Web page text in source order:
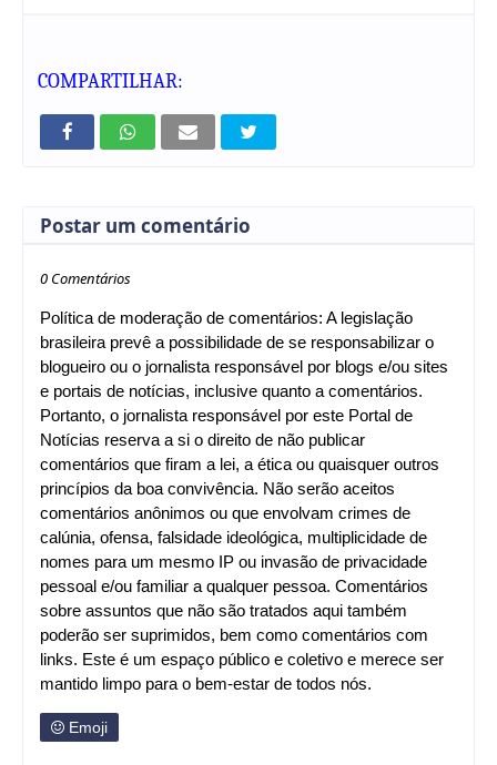
COMPARTILHAR:
Postar um comentário
0 Comentários
Política de moderação de comentários: A legislação
brasileira prevê a possibilidade de se responsabilizar o
blogueiro ou o jornalista responsável por blogs e/ou sites
e portais de notícias, inclusive quanto a comentários.
Portanto, o jornalista responsável por este Portal de
Notícias reserva a si o direito de não publicar
comentários que firam a lei, a ética ou quaisquer outros
princípios da boa convivência. Não serão aceitos
comentários anônimos ou que envolvam crimes de
calúnia, ofensa, falsidade ideológica, multiplicidade de
nomes para um mesmo IP ou invasão de privacidade
pessoal e/ou familiar a qualquer pessoa. Comentários
sobre assuntos que não são tratados aqui também
poderão ser suprimidos, bem como comentários com
links. Este é um espaço público e coletivo e merece ser
mantido limpo para o bem-estar de todos nós.
Emoji